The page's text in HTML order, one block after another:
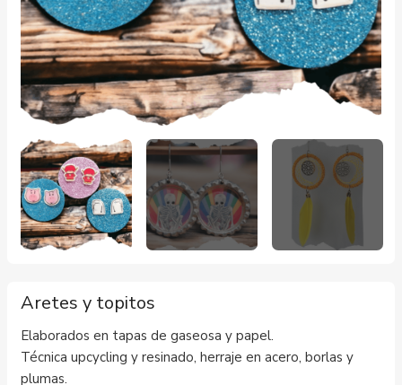
Aretes y topitos
Elaborados en tapas de gaseosa y papel.
Técnica upcycling y resinado, herraje en acero, borlas y
plumas.